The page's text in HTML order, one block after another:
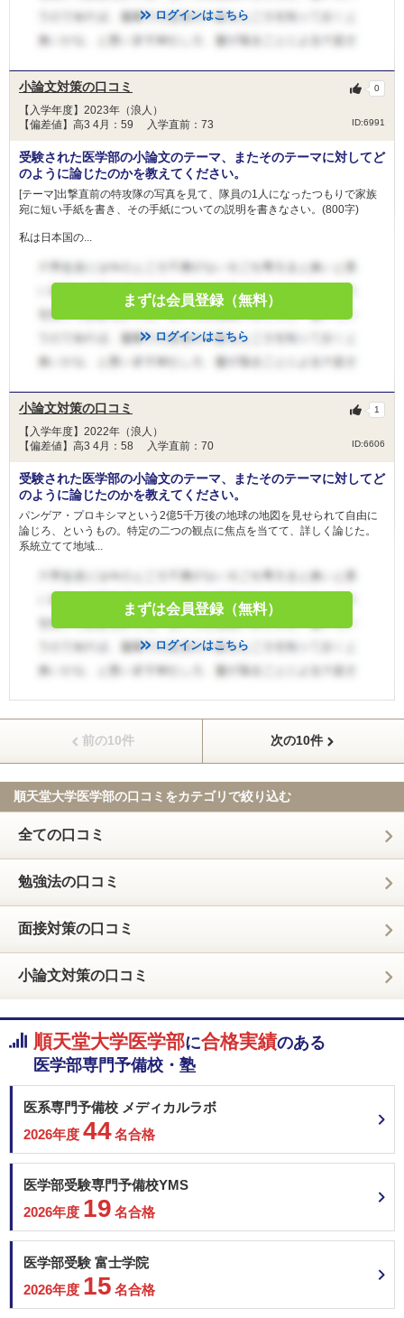
ログインはこちら
小論文対策の口コミ
【入学年度】2023年（浪人）
【偏差値】高3 4月：59 入学直前：73
ID:6991
0
受験された医学部の小論文のテーマ、またそのテーマに対してど
のように論じたのかを教えてください。
[テーマ]出撃直前の特攻隊の写真を見て、隊員の1人になったつもりで家族
宛に短い手紙を書き、その手紙についての説明を書きなさい。(800字)
私は日本国の...
まずは会員登録（無料）
ログインはこちら
小論文対策の口コミ
【入学年度】2022年（浪人）
【偏差値】高3 4月：58 入学直前：70
ID:6606
1
受験された医学部の小論文のテーマ、またそのテーマに対してど
のように論じたのかを教えてください。
パンゲア・プロキシマという2億5千万後の地球の地図を見せられて自由に
論じろ、というもの。特定の二つの観点に焦点を当てて、詳しく論じた。
系統立てて地域...
まずは会員登録（無料）
ログインはこちら
前の10件 次の10件
順天堂大学医学部の口コミをカテゴリで絞り込む
全ての口コミ
勉強法の口コミ
面接対策の口コミ
小論文対策の口コミ
順天堂大学医学部に合格実績のある
医学部専門予備校・塾
医系専門予備校 メディカルラボ
2026年度 44名合格
医学部受験専門予備校YMS
2026年度 19 名合格
医学部受験 富士学院
2026年度 15 名合格